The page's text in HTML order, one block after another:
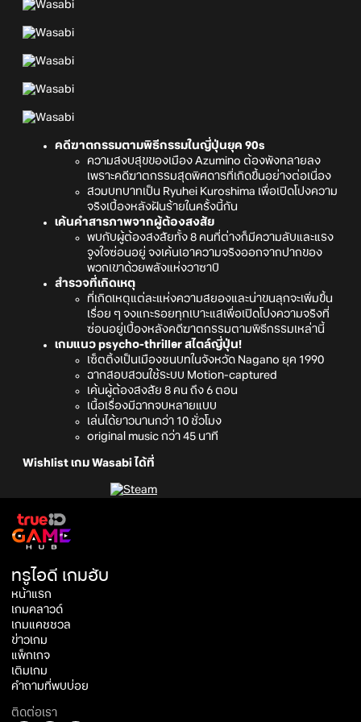
คดีฆาตกรรมตามพิธีกรรมในญี่ปุ่นยุค 90s
ความสงบสุขของเมือง Azumino ต้องพังทลายลง
เพราะคดีฆาตกรรมสุดพิศดารที่เกิดขึ้นอย่างต่อเนื่อง
สวมบทบาทเป็น Ryuhei Kuroshima เพื่อเปิดโปงความ
จริงเบื้องหลังฝันร้ายในครั้งนี้กัน
เค้นคำสารภาพจากผู้ต้องสงสัย
พบกับผู้ต้องสงสัยทั้ง 8 คนที่ต่างก็มีความลับและแรง
จูงใจซ่อนอยู่ จงเค้นเอาความจริงออกจากปากของ
พวกเขาด้วยพลังแห่งวาซาบิ
สำรวจที่เกิดเหตุ
ที่เกิดเหตุแต่ละแห่งความสยองและน่าขนลุกจะเพิ่มขึ้น
เรื่อย ๆ จงแกะรอยทุกเบาะแสเพื่อเปิดโปงความจริงที่
ซ่อนอยู่เบื้องหลังคดีฆาตกรรมตามพิธีกรรมเหล่านี้
เกมแนว psycho-thriller สไตล์ญี่ปุ่น!
เซ็ตติ้งเป็นเมืองชนบทในจังหวัด Nagano ยุค 1990
ฉากสอบสวนใช้ระบบ Motion-captured
เค้นผู้ต้องสงสัย 8 คน ถึง 6 ตอน
เนื้อเรื่องมีฉากจบหลายแบบ
เล่นได้ยาวนานกว่า 10 ชั่วโมง
original music กว่า 45 นาที
Wishlist เกม Wasabi ได้ที่
ทรูไอดี เกมฮับ
หน้าแรก
เกมคลาวด์
เกมแคชชวล
ข่าวเกม
แพ็กเกจ
เติมเกม
คำถามที่พบบ่อย
ติดต่อเรา